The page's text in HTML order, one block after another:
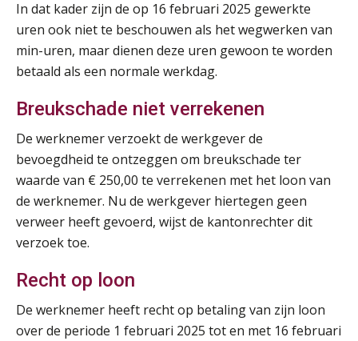
In dat kader zijn de op 16 februari 2025 gewerkte
uren ook niet te beschouwen als het wegwerken van
min-uren, maar dienen deze uren gewoon te worden
betaald als een normale werkdag.
Breukschade niet verrekenen
De werknemer verzoekt de werkgever de
bevoegdheid te ontzeggen om breukschade ter
waarde van € 250,00 te verrekenen met het loon van
de werknemer. Nu de werkgever hiertegen geen
verweer heeft gevoerd, wijst de kantonrechter dit
verzoek toe.
Recht op loon
De werknemer heeft recht op betaling van zijn loon
over de periode 1 februari 2025 tot en met 16 februari
07
SEP
Online cursus Bedingen in de arbeidsovereenkomst
MOCuitgevers
08
SEP
MOCuitgevers
08
SEP
Tweedaagse online Excel training voor de salarisadministrateur (verdieping, specialisatie en AI)
MOCuitgevers
09
SEP
Cursus Samenwerken financiële- en salarisadministratie
SEP
MOCuitgevers